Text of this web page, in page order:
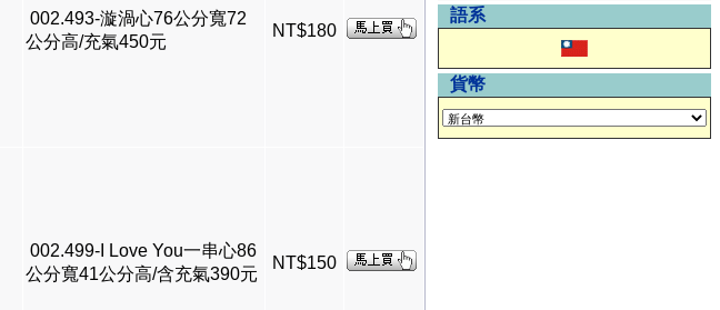
002.493-漩渦心76公分寬72
公分高/充氣450元
NT$180
002.499-I Love You一串心86
公分寬41公分高/含充氣390元
NT$150
語系
貨幣